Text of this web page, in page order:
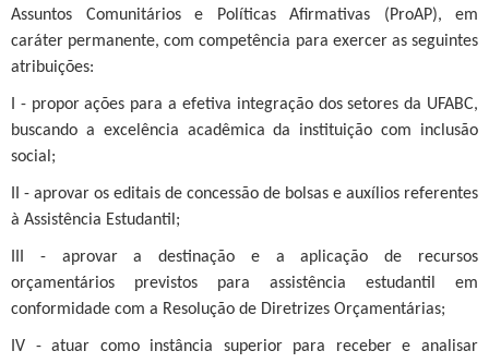
Assuntos Comunitários e Políticas Afirmativas (ProAP), em
caráter permanente, com competência para exercer as seguintes
atribuições:
I - propor ações para a efetiva integração dos setores da UFABC,
buscando a excelência acadêmica da instituição com inclusão
social;
II - aprovar os editais de concessão de bolsas e auxílios referentes
à Assistência Estudantil;
III - aprovar a destinação e a aplicação de recursos
orçamentários previstos para assistência estudantil em
conformidade com a Resolução de Diretrizes Orçamentárias;
IV - atuar como instância superior para receber e analisar